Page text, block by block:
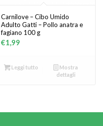
Carnilove – Cibo Umido
Adulto Gatti – Pollo anatra e
fagiano 100 g
€1,99
Leggi tutto
Mostra
dettagli